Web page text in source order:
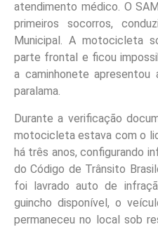
atendimento médico. O
primeiros socorros,
Municipal. A motocicleta
parte frontal e ficou
a caminhonete apresentou
paralama.
Durante a verificação
motocicleta estava com o
há três anos, configurando
do Código de Trânsito
foi lavrado auto de
guincho disponível, o
permaneceu no local sob